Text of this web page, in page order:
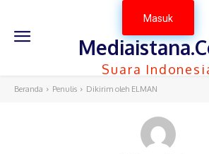
Masuk
Suara
Beranda Penulis Dikirim oleh ELMAN